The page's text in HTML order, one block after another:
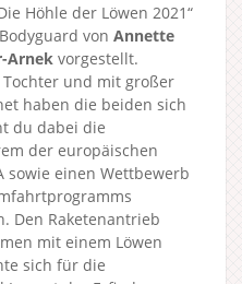
Höhle der Löwen 2021“
von Annette
Arnek vorgestellt.
und mit großer
haben die beiden sich
du dabei die
der europäischen
sowie einen Wettbewerb
Den Raketenantrieb
mit einem Löwen
sich für die